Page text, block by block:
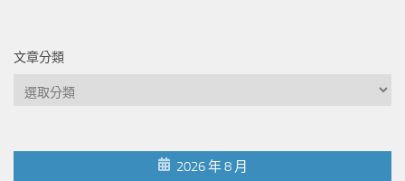
文章分類
文
類
2026 年 8 月